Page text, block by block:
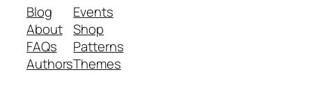
Blog
About
FAQs
Authors
Events
Shop
Patterns
Themes